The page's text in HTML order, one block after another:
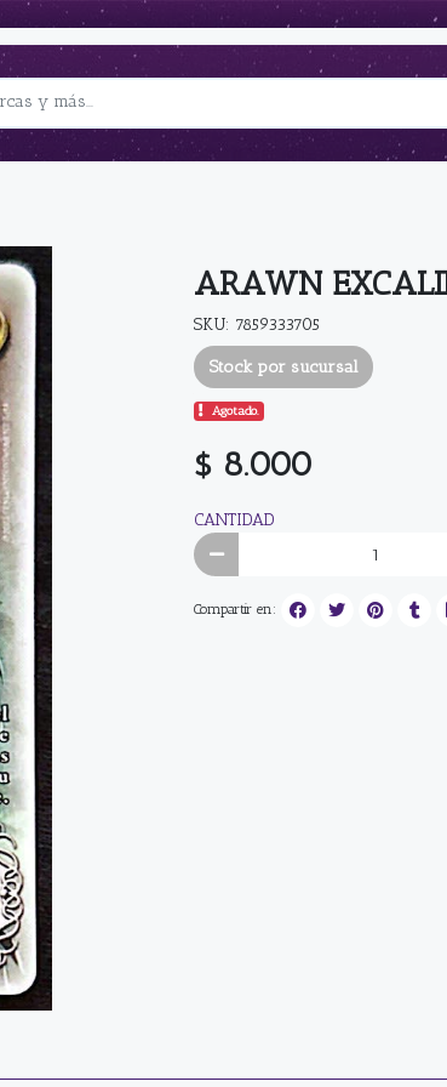
ARAWN
SKU: 7859333705
Stock por sucursal
Agotado.
$ 8.000
CANTIDAD
Compartir en: